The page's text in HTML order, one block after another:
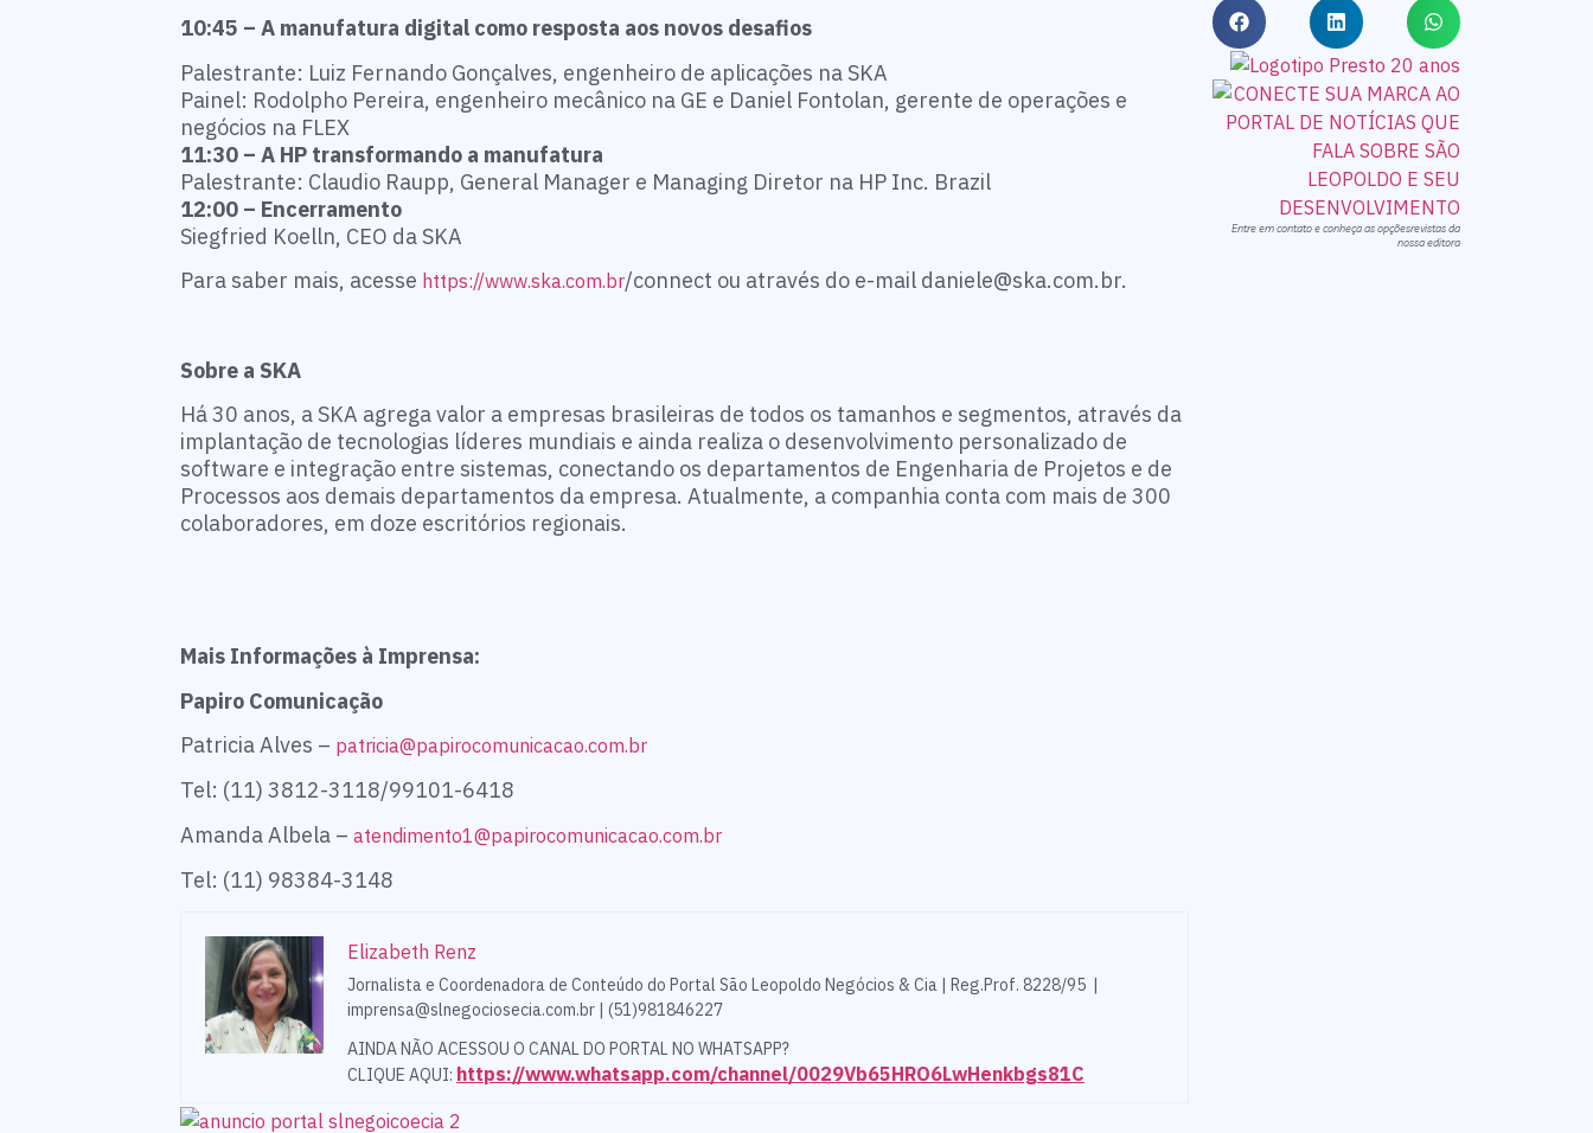
10:45 – A manufatura digital como resposta aos novos desafios
Palestrante: Luiz Fernando Gonçalves, engenheiro de aplicações na SKA
Painel: Rodolpho Pereira, engenheiro mecânico na GE e Daniel Fontolan, gerente de operações e
negócios na FLEX
11:30 – A HP transformando a manufatura
Palestrante: Claudio Raupp, General Manager e Managing Diretor na HP Inc. Brazil
12:00 – Encerramento
Siegfried Koelln, CEO da SKA
Para saber mais, acesse https://www.ska.com.br/connect ou através do e-mail daniele@ska.com.br.
Sobre a SKA
Há 30 anos, a SKA agrega valor a empresas brasileiras de todos os tamanhos e segmentos, através da
implantação de tecnologias líderes mundiais e ainda realiza o desenvolvimento personalizado de
software e integração entre sistemas, conectando os departamentos de Engenharia de Projetos e de
Processos aos demais departamentos da empresa. Atualmente, a companhia conta com mais de 300
colaboradores, em doze escritórios regionais.
Mais Informações à Imprensa:
Papiro Comunicação
Patricia Alves – patricia@papirocomunicacao.com.br
Tel: (11) 3812-3118/99101-6418
Amanda Albela – atendimento1@papirocomunicacao.com.br
Tel: (11) 98384-3148
Elizabeth Renz
Jornalista e Coordenadora de Conteúdo do Portal São Leopoldo Negócios & Cia | Reg.Prof. 8228/95 |
imprensa@slnegociosecia.com.br | (51)981846227
AINDA NÃO ACESSOU O CANAL DO PORTAL NO WHATSAPP?
CLIQUE AQUI: https://www.whatsapp.com/channel/0029Vb65HRO6LwHenkbgs81C
Entre em contato e conheça as opçõesrevistas da
nossa editora